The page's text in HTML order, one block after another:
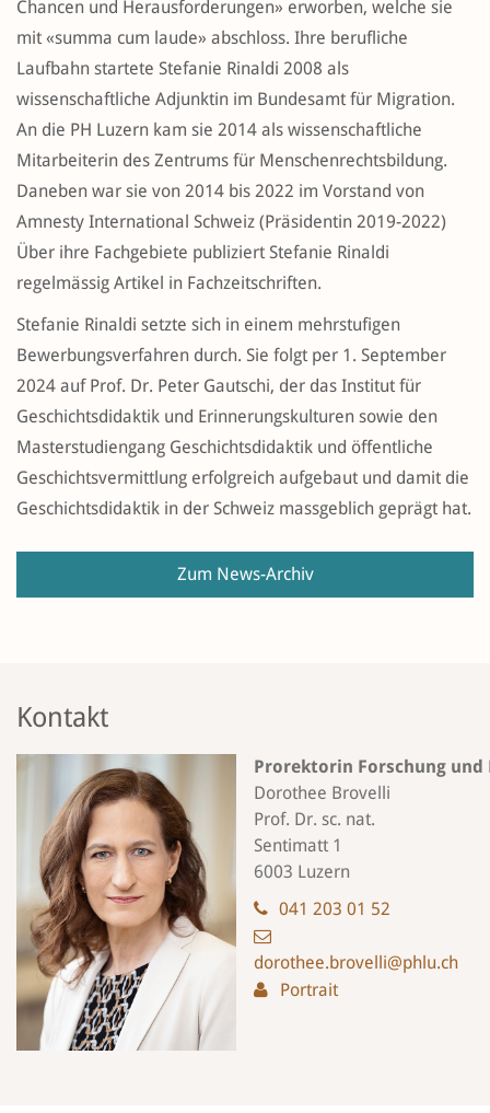
Chancen und Herausforderungen» erworben, welche sie
mit «summa cum laude» abschloss. Ihre berufliche
Laufbahn startete Stefanie Rinaldi 2008 als
wissenschaftliche Adjunktin im Bundesamt für Migration.
An die PH Luzern kam sie 2014 als wissenschaftliche
Mitarbeiterin des Zentrums für Menschenrechtsbildung.
Daneben war sie von 2014 bis 2022 im Vorstand von
Amnesty International Schweiz (Präsidentin 2019-2022)
Über ihre Fachgebiete publiziert Stefanie Rinaldi
regelmässig Artikel in Fachzeitschriften.
Stefanie Rinaldi setzte sich in einem mehrstufigen
Bewerbungsverfahren durch. Sie folgt per 1. September
2024 auf Prof. Dr. Peter Gautschi, der das Institut für
Geschichtsdidaktik und Erinnerungskulturen sowie den
Masterstudiengang Geschichtsdidaktik und öffentliche
Geschichtsvermittlung erfolgreich aufgebaut und damit die
Geschichtsdidaktik in der Schweiz massgeblich geprägt hat.
Zum News-Archiv
Kontakt
Prorektorin Forschung und
Dorothee Brovelli
Prof. Dr. sc. nat.
Sentimatt 1
6003 Luzern
041 203 01 52
dorothee.brovelli@phlu.ch
Portrait